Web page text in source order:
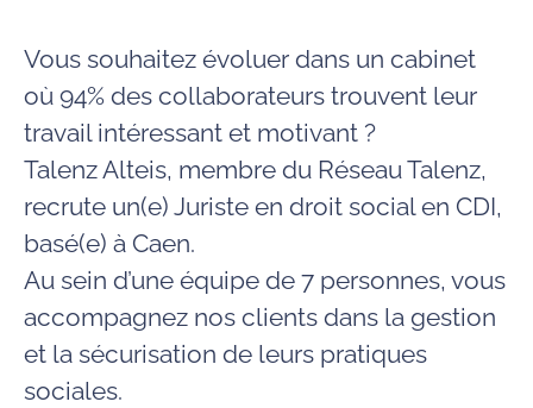
Vous souhaitez évoluer dans un cabinet
où 94% des collaborateurs trouvent leur
travail intéressant et motivant ?
Talenz Alteis, membre du Réseau Talenz,
recrute un(e) Juriste en droit social en CDI,
basé(e) à Caen.
Au sein d’une équipe de 7 personnes, vous
accompagnez nos clients dans la gestion
et la sécurisation de leurs pratiques
sociales.